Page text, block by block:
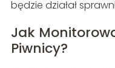
będzie działał
Jak
Piwnicy?